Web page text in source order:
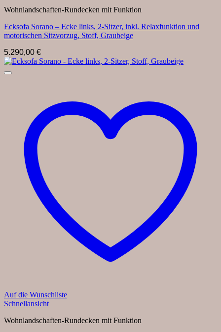
Wohnlandschaften-Rundecken mit Funktion
Ecksofa Sorano – Ecke links, 2-Sitzer, inkl. Relaxfunktion und
motorischen Sitzvorzug, Stoff, Graubeige
5.290,00 €
Auf die Wunschliste
Schnellansicht
Wohnlandschaften-Rundecken mit Funktion